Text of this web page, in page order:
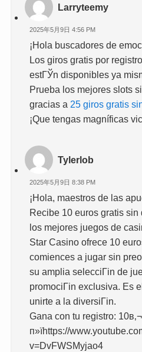
Larryteemy
2025年5月9日 4:56 PM
¡Hola buscadores de
Los giros gratis por
estГЎn disponibles ya
Prueba los mejores slots
gracias a 25 giros gratis
¡Que tengas magníficas
Tylerlob
2025年5月9日 8:38 PM
¡Hola, maestros de las
Recibe 10 euros gratis sin
los mejores juegos de
Star Casino ofrece 10
comiences a jugar sin
su amplia selecciГіn de
promociГіn exclusiva. Es
unirte a la diversiГіn.
Gana con tu registro:
п»їhttps://
v=DvFWSMyjao4